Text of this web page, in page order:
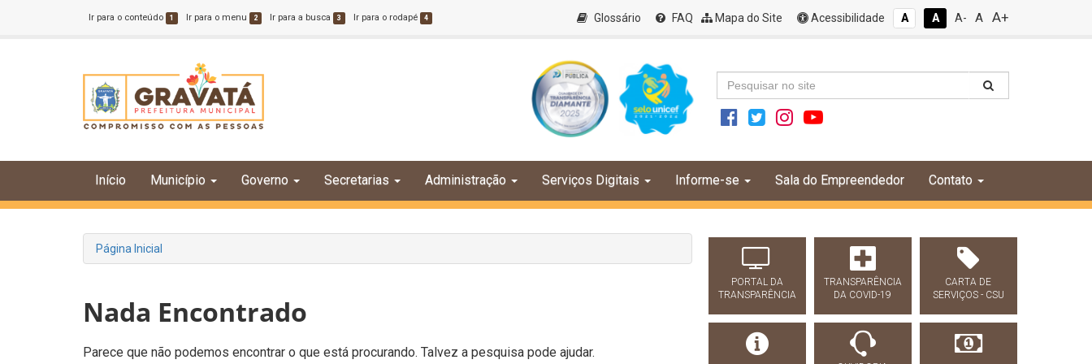
Ir para o conteúdo 1 Ir para o menu 2 Ir para a busca 3 Ir para o rodapé 4 Glossário FAQ Mapa do Site Acessibilidade A A A- A A+
Início Município Governo Secretarias Administração Serviços Digitais Informe-se Sala do Empreendedor Contato
Página Inicial
Nada Encontrado
Parece que não podemos encontrar o que está procurando. Talvez a pesquisa pode ajudar.
PORTAL DA
TRANSPARÊNCIA
TRANSPARÊNCIA
DA COVID-19
CARTA DE
SERVIÇOS - CSU